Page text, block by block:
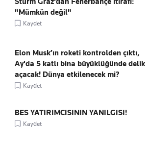
"Mümkün değil"
Kaydet
Elon Musk’ın roketi kontrolden çıktı,
Ay'da 5 katlı bina büyüklüğünde delik
açacak! Dünya etkilenecek mi?
Kaydet
BES YATIRIMCISININ YANILGISI!
Kaydet